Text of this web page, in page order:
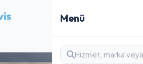
Menü